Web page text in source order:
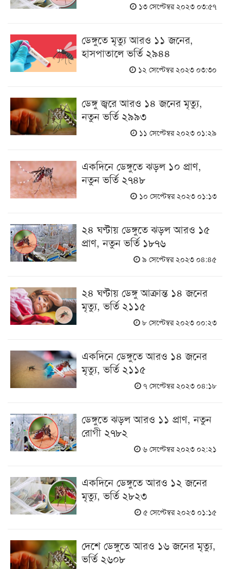
১৩ সেপ্টেম্বর ২০২৩ ০৩:৫৭
ডেঙ্গুতে মৃত্যু আরও ১১ জনের,
হাসপাতালে ভর্তি ২৯৪৪
১২ সেপ্টেম্বর ২০২৩ ০৩:৩০
ডেঙ্গু জ্বরে আরও ১৪ জনের মৃত্যু,
নতুন ভর্তি ২৯৯৩
১১ সেপ্টেম্বর ২০২৩ ০১:২৯
একদিনে ডেঙ্গুতে ঝড়ল ১০ প্রাণ,
নতুন ভর্তি ২৭৪৮
১০ সেপ্টেম্বর ২০২৩ ০১:১৩
২৪ ঘণ্টায় ডেঙ্গুতে ঝড়ল আরও ১৫
প্রাণ, নতুন ভর্তি ১৮৭৬
৯ সেপ্টেম্বর ২০২৩ ০৪:৪৫
২৪ ঘণ্টায় ডেঙ্গু আক্রান্ত ১৪ জনের
মৃত্যু, ভর্তি ২১১৫
৮ সেপ্টেম্বর ২০২৩ ০০:২৩
একদিনে ডেঙ্গুতে আরও ১৪ জনের
মৃত্যু, ভর্তি ২১১৫
৭ সেপ্টেম্বর ২০২৩ ০৪:১৮
ডেঙ্গুতে ঝড়ল আরও ১১ প্রাণ, নতুন
রোগী ২৭৮২
৬ সেপ্টেম্বর ২০২৩ ০২:২১
একদিনে ডেঙ্গুতে আরও ১২ জনের
মৃত্যু, ভর্তি ২৮২৩
৫ সেপ্টেম্বর ২০২৩ ০১:১৫
দেশে ডেঙ্গুতে আরও ১৬ জনের মৃত্যু,
ভর্তি ২৬০৮